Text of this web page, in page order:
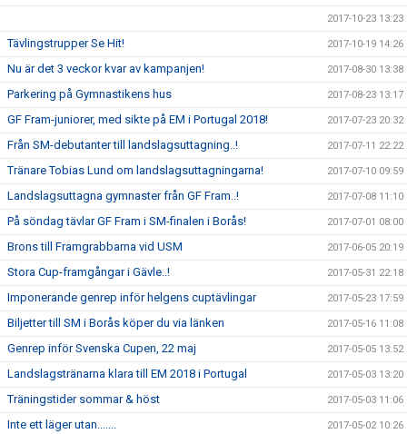
2017-10-23 13:23
Tävlingstrupper Se Hit! 2017-10-19 14:26
Nu är det 3 veckor kvar av kampanjen! 2017-08-30 13:38
Parkering på Gymnastikens hus 2017-08-23 13:17
GF Fram-juniorer, med sikte på EM i Portugal 2018! 2017-07-23 20:32
Från SM-debutanter till landslagsuttagning..! 2017-07-11 22:22
Tränare Tobias Lund om landslagsuttagningarna! 2017-07-10 09:59
Landslagsuttagna gymnaster från GF Fram..! 2017-07-08 11:10
På söndag tävlar GF Fram i SM-finalen i Borås! 2017-07-01 08:00
Brons till Framgrabbarna vid USM 2017-06-05 20:19
Stora Cup-framgångar i Gävle..! 2017-05-31 22:18
Imponerande genrep inför helgens cuptävlingar 2017-05-23 17:59
Biljetter till SM i Borås köper du via länken 2017-05-16 11:08
Genrep inför Svenska Cupen, 22 maj 2017-05-05 13:52
Landslagstränarna klara till EM 2018 i Portugal 2017-05-03 13:20
Träningstider sommar & höst 2017-05-03 11:06
Inte ett läger utan....... 2017-05-02 10:26